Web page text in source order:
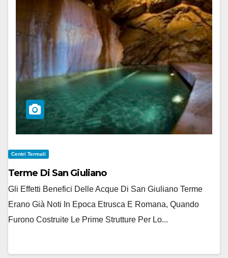
Centri Termali
Terme Di San Giuliano
Gli Effetti Benefici Delle Acque Di San Giuliano Terme
Erano Già Noti In Epoca Etrusca E Romana, Quando
Furono Costruite Le Prime Strutture Per Lo...